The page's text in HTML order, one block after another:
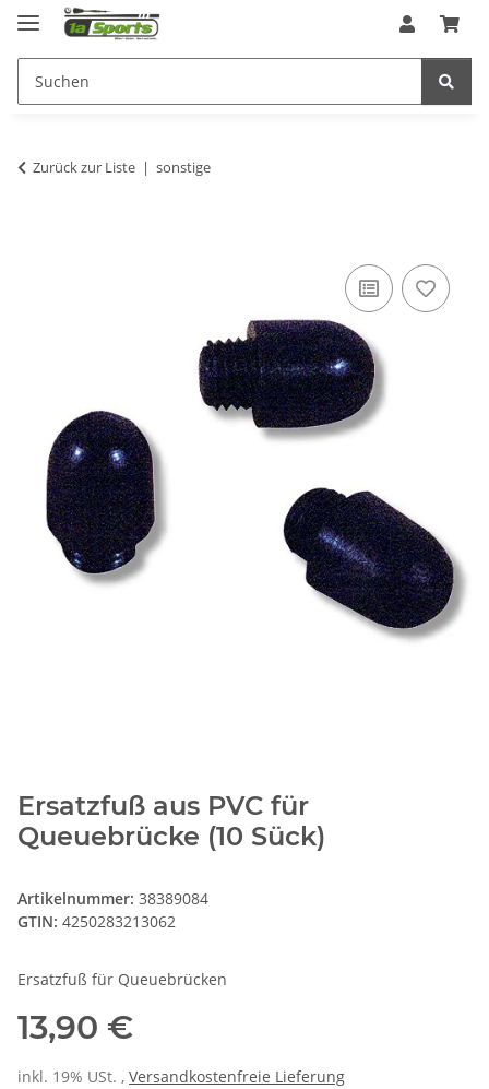
Zurück zur Liste sonstige
Ersatzfuß aus PVC für
Queuebrücke (10 Sück)
Artikelnummer: 38389084
GTIN: 4250283213062
Ersatzfuß für Queuebrücken
13,90 €
inkl. 19% USt. , Versandkostenfreie Lieferung